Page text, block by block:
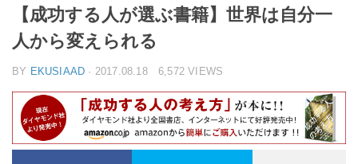
仕事
物語
朝の迎え方
お問い合わせ
【成功する人が選ぶ書籍】世界は自分一
人から変えられる
BY EKUSIAAD · 2017.08.18 6,572 VIEWS